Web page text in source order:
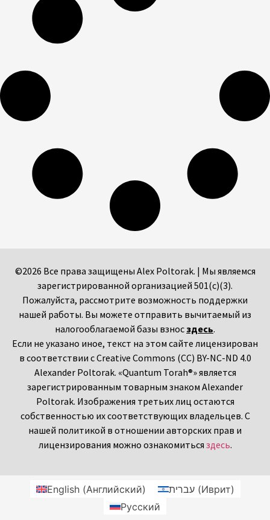
©2026 Все права защищены Alex Poltorak. | Мы являемся
зарегистрированной организацией 501(c)(3).
Пожалуйста, рассмотрите возможность поддержки
нашей работы. Вы можете отправить вычитаемый из
налогооблагаемой базы взнос здесь.
Если не указано иное, текст на этом сайте лицензирован
в соответствии с Creative Commons (CC) BY-NC-ND 4.0
Alexander Poltorak. «Quantum Torah®» является
зарегистрированным товарным знаком Alexander
Poltorak. Изображения третьих лиц остаются
собственностью их соответствующих владельцев. С
нашей политикой в отношении авторских прав и
лицензирования можно ознакомиться здесь.
English(Английский) עברית(Иврит)
Русский